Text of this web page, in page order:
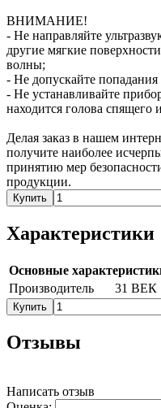
ВНИМАНИЕ!
- Не направляйте
другие мягкие
волны;
- Не допускайте попадания
- Не устанавливайте
находится голова спящего
Делая заказ в нашем
получите наиболее
принятию мер
продукции.
Купить
Характеристики
Основные
Производитель
31 ВЕК
Купить
Отзывы
Написать отзыв